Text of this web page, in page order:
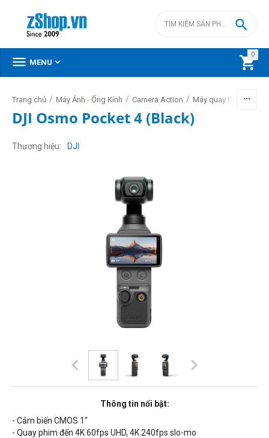
0


 MENU 
Trang chủ / Máy Ảnh - Ống Kính / Camera Action / Máy quay DJI Pocket
DJI Osmo Pocket 4 (Black)
Thương hiệu DJI
Thông tin nổi bật:
- Cảm biến CMOS 1"
- Quay phim đến 4K 60fps UHD, 4K 240fps slo-mo